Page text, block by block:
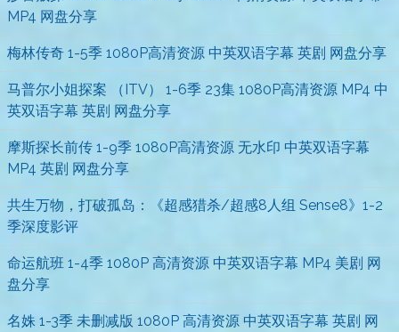
MP4 网盘分享
梅林传奇 1-5季 1080P高清资源 中英双语字幕 英剧 网盘分享
马普尔小姐探案 （ITV） 1-6季 23集 1080P高清资源 MP4 中
英双语字幕 英剧 网盘分享
摩斯探长前传 1-9季 1080P高清资源 无水印 中英双语字幕
MP4 英剧 网盘分享
共生万物，打破孤岛：《超感猎杀/超感8人组 Sense8》1-2
季深度影评
命运航班 1-4季 1080P 高清资源 中英双语字幕 MP4 美剧 网
盘分享
名姝 1-3季 未删减版 1080P 高清资源 中英双语字幕 英剧 网